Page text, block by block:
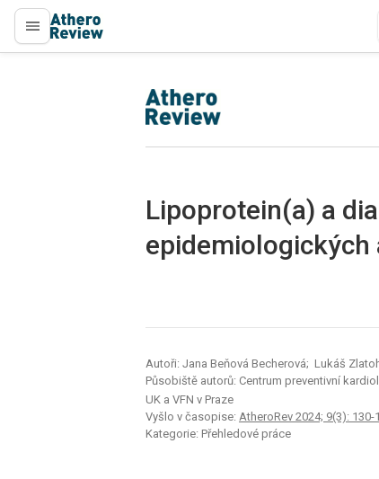
proLékaře.cz
proLékaře.cz
Lipoprotein(a) a
Autoři: Jana Beňová Becherová; Lukáš
Působiště autorů: Centrum preventivní
UK a VFN v Praze
Vyšlo v časopise: AtheroRev 2024; 9(3): 130-
Kategorie: Přehledové práce